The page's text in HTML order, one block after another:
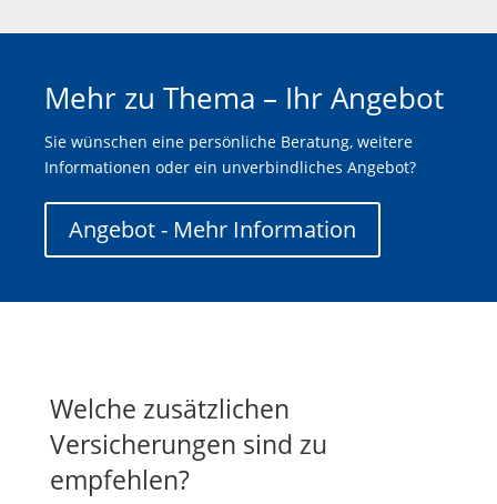
Mehr zu Thema – Ihr Angebot
Sie wünschen eine persönliche Beratung, weitere
Informationen oder ein unverbindliches Angebot?
Angebot - Mehr Information
Welche zusätzlichen
Versicherungen sind zu
empfehlen?